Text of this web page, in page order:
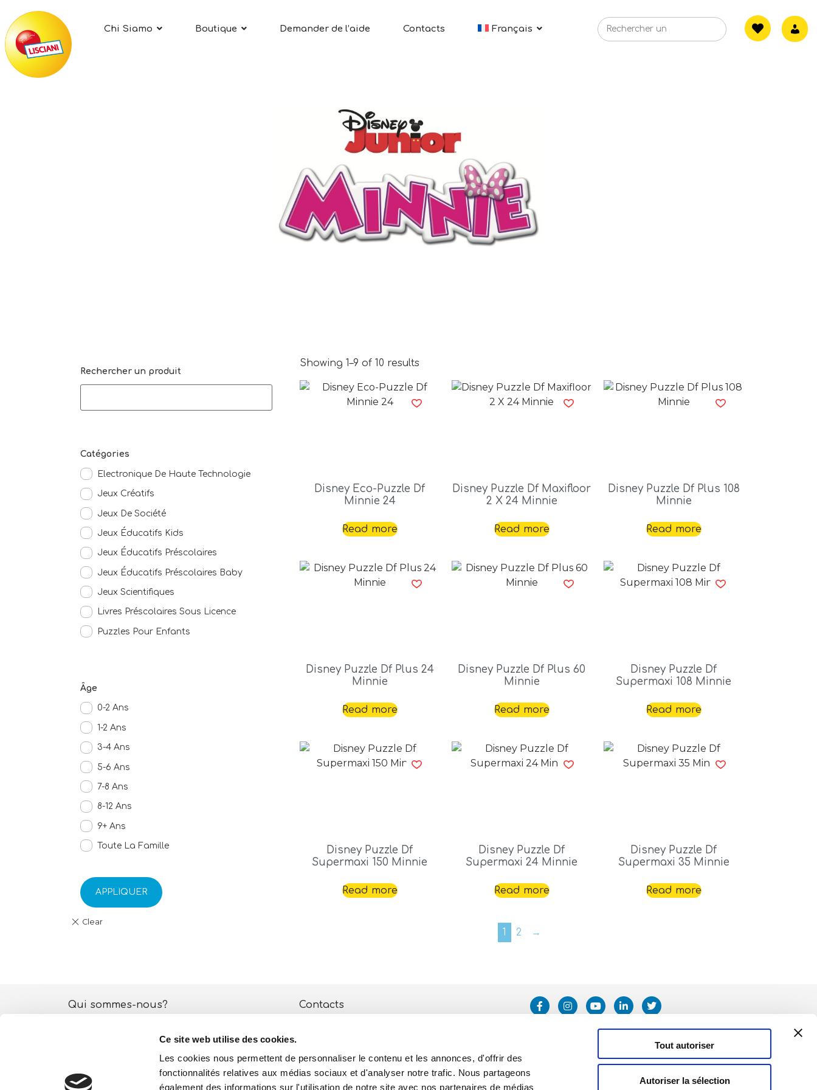
Ce site web utilise des cookies.
Les cookies nous permettent de personnaliser le contenu et les annonces, d'offrir des
fonctionnalités relatives aux médias sociaux et d'analyser notre trafic. Nous partageons
également des informations sur l'utilisation de notre site avec nos partenaires de médias
Tout autoriser
Autoriser la sélection
Chi Siamo Boutique Demander de l’aide Contacts Français
Rechercher un produit
Catégories
Electronique De Haute Technologie
Jeux Créatifs
Jeux De Société
Jeux Éducatifs Kids
Jeux Éducatifs Préscolaires
Jeux Éducatifs Préscolaires Baby
Jeux Scientifiques
Livres Préscolaires Sous Licence
Puzzles Pour Enfants
Âge
0-2 Ans
1-2 Ans
3-4 Ans
5-6 Ans
7-8 Ans
8-12 Ans
9+ Ans
Toute La Famille
APPLIQUER
Showing 1–9 of 10 results
Disney Eco-Puzzle Df
Minnie 24
Read more
Disney Puzzle Df Maxifloor
2 X 24 Minnie
Read more
Disney Puzzle Df Plus 108
Minnie
Read more
Disney Puzzle Df Plus 24
Minnie
Read more
Disney Puzzle Df Plus 60
Minnie
Read more
Disney Puzzle Df
Supermaxi 108 Minnie
Read more
Disney Puzzle Df
Supermaxi 150 Minnie
Read more
Disney Puzzle Df
Supermaxi 24 Minnie
Read more
Disney Puzzle Df
Supermaxi 35 Minnie
Read more
1 2 →
Qui sommes-nous?
Boutique
Contacts
Politique de Confidentialité et de Cookies